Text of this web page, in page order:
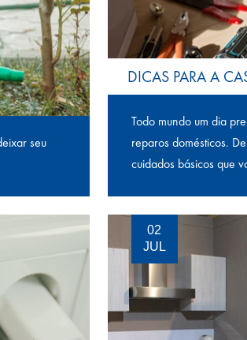
seu
DICAS PARA A
Todo mundo um dia
reparos domésticos.
cuidados básicos que
02
JUL